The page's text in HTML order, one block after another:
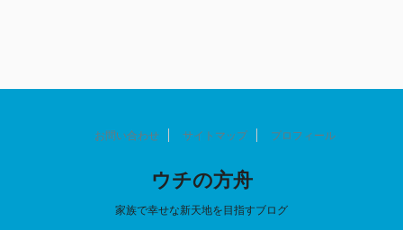
お問い合わせ サイトマップ プロフィール
ウチの方舟
家族で幸せな新天地を目指すブログ